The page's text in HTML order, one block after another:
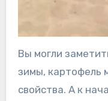
Вы могли
зимы, картофель
свойства. А к